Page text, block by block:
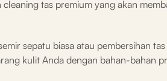
tas premium yang akan
sepatu biasa atau pembersihan
kulit Anda dengan bahan-bahan